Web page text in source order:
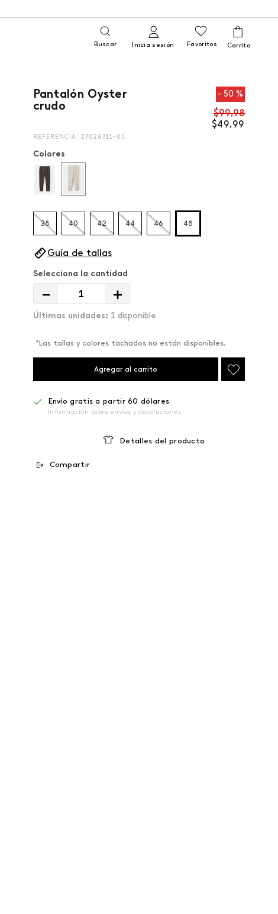
Buscar Inicia sesión Favoritos
Pantalón Oyster
crudo
50 %
$99,98
$49,99
REFERENCIA : 27026711-05
Colores
38 40 42 44 46 48
Guía de tallas
＋
－
1 disponible
*Las tallas y colores tachados no están disponibles.
Agregar al carrito
Envío gratis a partir 60 dólares
Información sobre envíos y devoluciones
Detalles del producto
Compartir